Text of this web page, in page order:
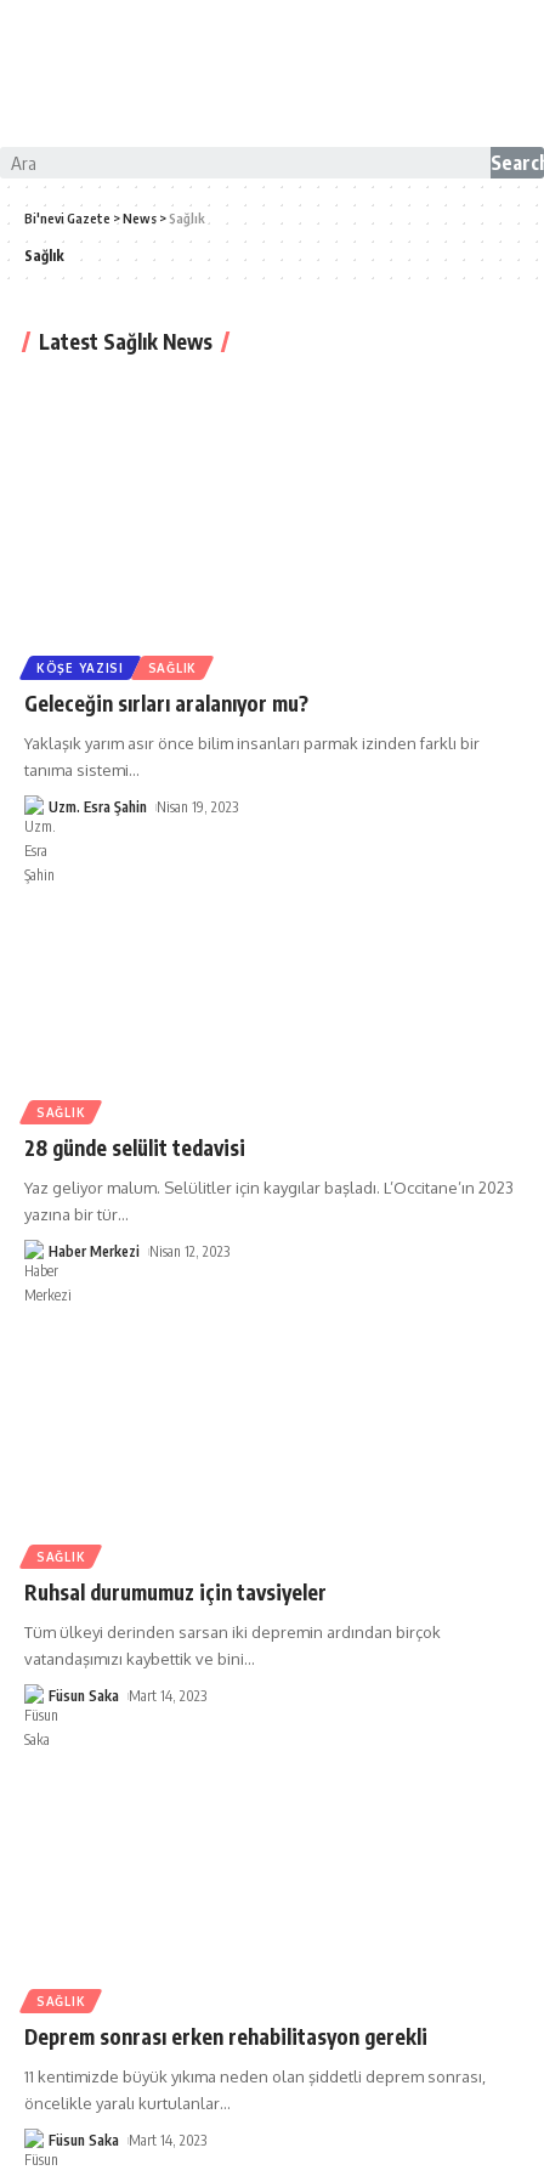
Bi'nevi Gazete >News >Sağlık
Sağlık
Latest Sağlık News
KÖŞE YAZISI SAĞLIK
Geleceğin sırları aralanıyor mu?
Yaklaşık yarım asır önce bilim insanları parmak izinden farklı bir
tanıma sistemi…
Uzm. Esra Şahin Nisan 19, 2023
SAĞLIK
28 günde selülit tedavisi
Yaz geliyor malum. Selülitler için kaygılar başladı. L’Occitane’ın 2023
yazına bir tür…
Haber Merkezi Nisan 12, 2023
SAĞLIK
Ruhsal durumumuz için tavsiyeler
Tüm ülkeyi derinden sarsan iki depremin ardından birçok
vatandaşımızı kaybettik ve bini…
Füsun Saka Mart 14, 2023
SAĞLIK
Deprem sonrası erken rehabilitasyon gerekli
11 kentimizde büyük yıkıma neden olan şiddetli deprem sonrası,
öncelikle yaralı kurtulanlar…
Füsun Saka Mart 14, 2023